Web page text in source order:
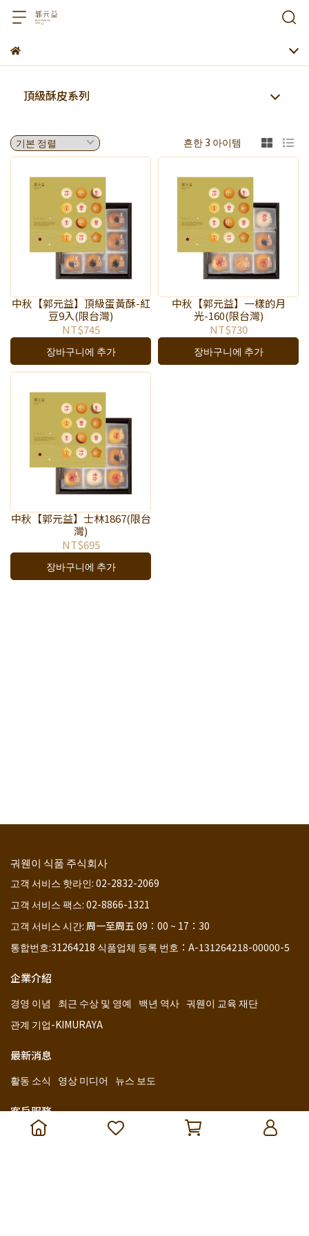
頂級酥皮系列
흔한 3 아이템
中秋【郭元益】頂級蛋黃酥-紅
豆9入(限台灣)
NT$745
장바구니에 추가
中秋【郭元益】一樣的月
光-160(限台灣)
NT$730
장바구니에 추가
中秋【郭元益】士林1867(限台
灣)
NT$695
장바구니에 추가
궈웬이 식품 주식회사
고객 서비스 핫라인: 02-2832-2069
고객 서비스 팩스: 02-8866-1321
고객 서비스 시간: 周一至周五 09：00 ~ 17：30
통합번호:31264218 식품업체 등록 번호：A-131264218-00000-5
企業介紹
경영 이념 최근 수상 및 영예 백년 역사 궈웬이 교육 재단
관계 기업-KIMURAYA
最新消息
활동 소식 영상 미디어 뉴스 보도
客戶服務
판매 경로 웨딩 선물 유의 사항 및 전통 의식 정보
회원 혜택